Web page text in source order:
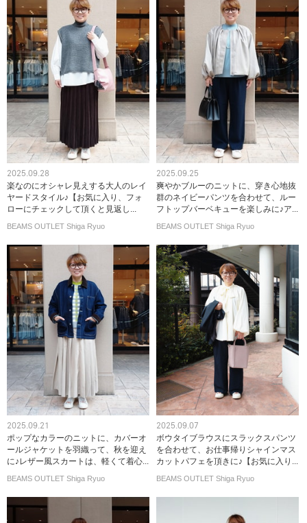
2025.09.28
楽なのにオシャレ見えする大人のレイ
ヤードスタイル♪【お気に入り、フォ
ローにチェックして頂くと見返し...
BEAMS OUTLET Shiga Ryuo
2025.09.25
爽やかブルーのニットに、穿き心地抜
群のネイビーパンツを合わせて、ルー
フトップバーベキューを楽しみに♪ア...
BEAMS OUTLET Shiga Ryuo
2025.09.21
ポップなカラーのニットに、カバーオ
ールジャケットを羽織って、秋を迎え
に♪レザー風スカートは、軽くて着心...
BEAMS OUTLET Shiga Ryuo
2025.09.07
ボウタイブラウスにスラックスパンツ
を合わせて、お仕事帰りシャインマス
カットパフェを頂きに♪【お気に入り...
BEAMS OUTLET Shiga Ryuo